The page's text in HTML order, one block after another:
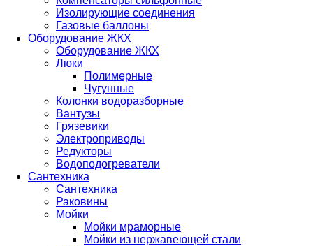
Изолирующие соединения
Газовые баллоны
Оборудование ЖКХ
Оборудование ЖКХ
Люки
Полимерные
Чугунные
Колонки водоразборные
Вантузы
Грязевики
Электроприводы
Редукторы
Водоподогреватели
Сантехника
Сантехника
Раковины
Мойки
Мойки мраморные
Мойки из нержавеющей стали